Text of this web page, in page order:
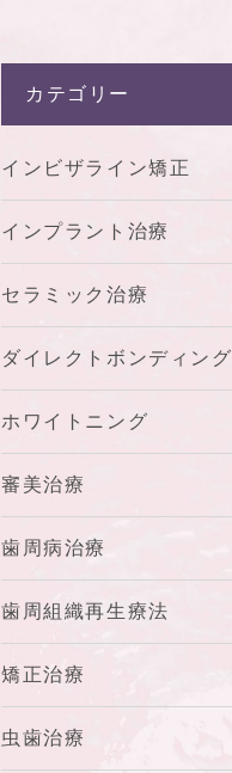
カテゴリー
インビザライン矯正
インプラント治療
セラミック治療
ダイレクトボンディング
ホワイトニング
審美治療
歯周病治療
歯周組織再生療法
矯正治療
虫歯治療